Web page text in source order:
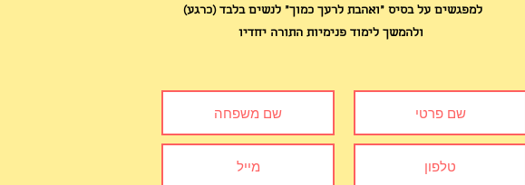
למפגשים על בסיס "ואהבת לרעך כמוך" לנשים בלבד (כרגע)
ולהמשך לימוד פנימיות התורה​יחדיו